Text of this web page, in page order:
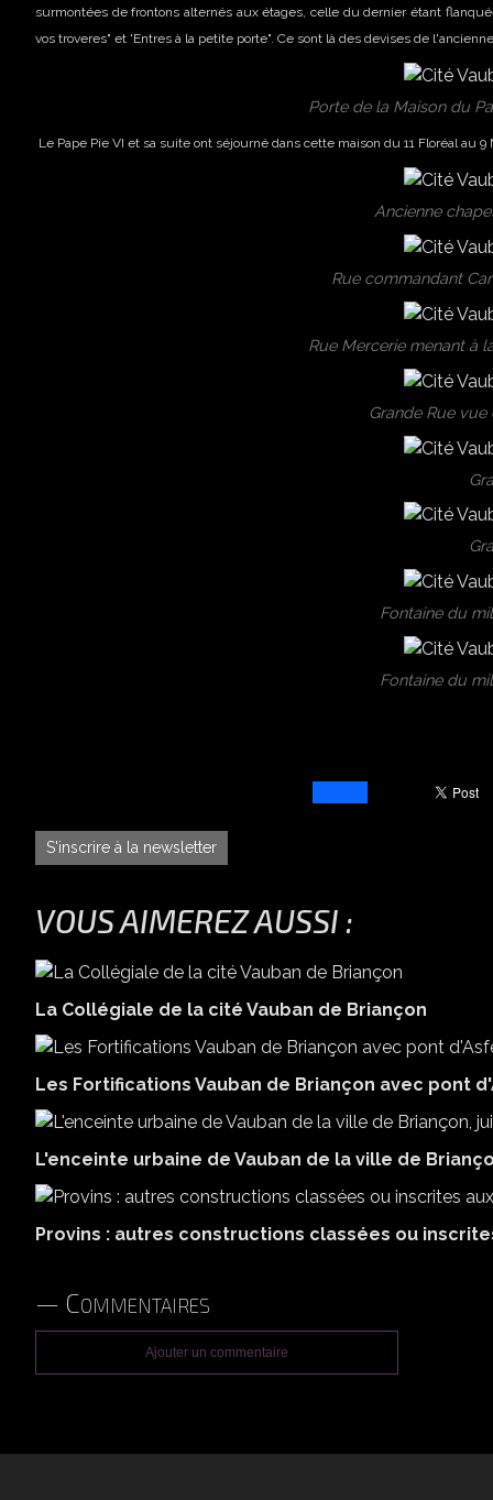
surmontées de frontons alternés aux étages, celle du dernier étant
vos troveres" et 'Entres à la petite porte". Ce sont là des devises de
Porte de la Maison du
Le Pape Pie VI et sa suite ont séjourné dans cette maison du 11 Floréal au
Ancienne
Rue commandant
Rue Mercerie menant à
Grande Rue vue
Fontaine du
Fontaine du
S'inscrire à la newsletter
VOUS AIMEREZ AUSSI :
La Collégiale de la cité Vauban de Briançon
Les Fortifications Vauban de Briançon avec pont
L'enceinte urbaine de Vauban de la ville de
Provins : autres constructions classées ou
Commentaires
Ajouter un commentaire